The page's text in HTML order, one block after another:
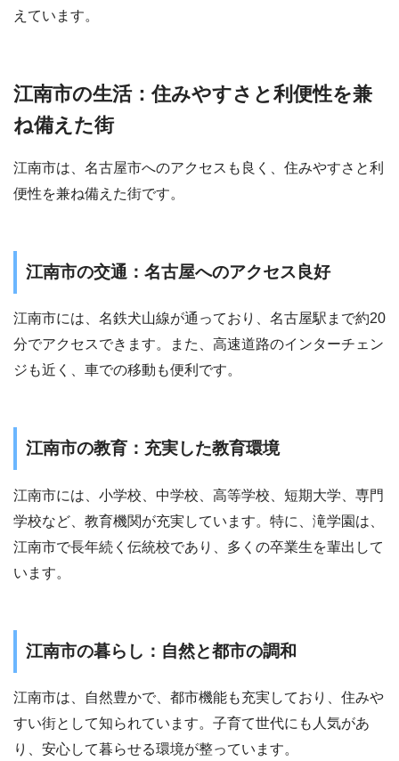
えています。
江南市の生活：住みやすさと利便性を兼
ね備えた街
江南市は、名古屋市へのアクセスも良く、住みやすさと利
便性を兼ね備えた街です。
江南市の交通：名古屋へのアクセス良好
江南市には、名鉄犬山線が通っており、名古屋駅まで約20
分でアクセスできます。また、高速道路のインターチェン
ジも近く、車での移動も便利です。
江南市の教育：充実した教育環境
江南市には、小学校、中学校、高等学校、短期大学、専門
学校など、教育機関が充実しています。特に、滝学園は、
江南市で長年続く伝統校であり、多くの卒業生を輩出して
います。
江南市の暮らし：自然と都市の調和
江南市は、自然豊かで、都市機能も充実しており、住みや
すい街として知られています。子育て世代にも人気があ
り、安心して暮らせる環境が整っています。